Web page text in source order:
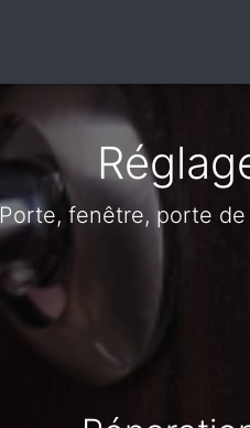
Porte, fenêtre, porte de